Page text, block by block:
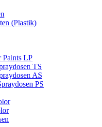
(Plastik)
Paints LP
TS
AS
PS